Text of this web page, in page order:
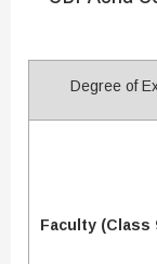
Degree of
Faculty (Class